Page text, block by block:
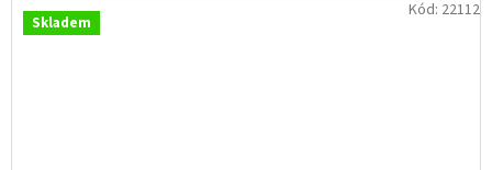
Skladem
Kód: 22112